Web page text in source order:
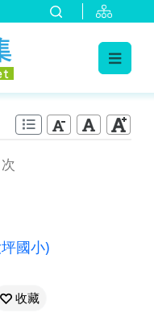
國小)
收藏